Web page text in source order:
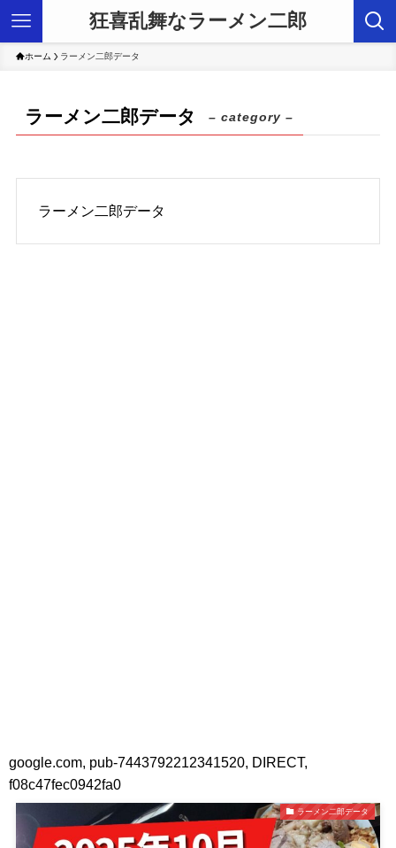
狂喜乱舞なラーメン二郎
ホーム ラーメン二郎データ
ラーメン二郎データ – category –
ラーメン二郎データ
google.com, pub-7443792212341520, DIRECT,
f08c47fec0942fa0
ラーメン二郎データ